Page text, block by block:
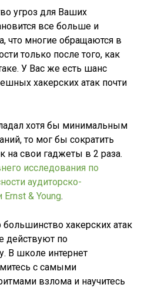
угроз для Ваших
все больше и
что многие обращаются в
только после того, как
У Вас же есть шанс
хакерских атак почти
хотя бы минимальным
то мог бы сократить
на свои гаджеты в 2 раза.
исследования по
аудиторско-
& Young.
хакерских атак
действуют по
В школе интернет
с самыми
взлома и научитесь